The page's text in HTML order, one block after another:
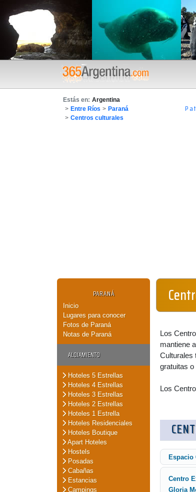
Estás en: Argentina
> Entre Ríos > Paraná
> Centros culturales
PARANÁ
Inicio
Lugares para conocer
Fotos de Paraná
Notas de Paraná
ALOJAMIENTO
Hoteles 5 Estrellas
Hoteles 4 Estrellas
Hoteles 3 Estrellas
Hoteles 2 Estrellas
Hoteles 1 Estrella
Hoteles Residenciales
Hoteles Boutique
Apart Hoteles
Hostels
Posadas
Cabañas
Estancias
Campings
Los
mantiene
Culturales
gratuitas
Los
Espacio
Centro
Gloria